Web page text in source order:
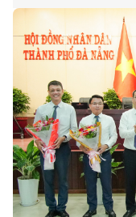
bị tác động, ảnh